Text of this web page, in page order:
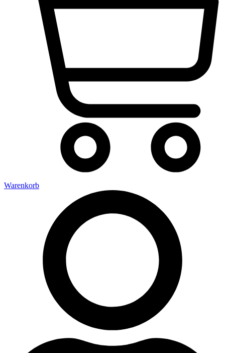
Warenkorb